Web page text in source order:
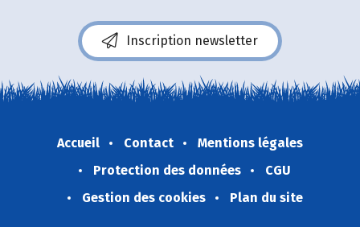
Inscription newsletter
Accueil Contact
Mentions légales
Protection des données
CGU
Gestion des cookies
Plan du site